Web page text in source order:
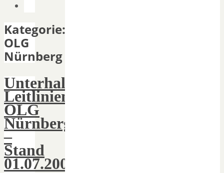
Kategorie:
OLG
Nürnberg
Unterhaltsrechtliche
Leitlinien
OLG
Nürnberg
–
Stand
01.07.2005